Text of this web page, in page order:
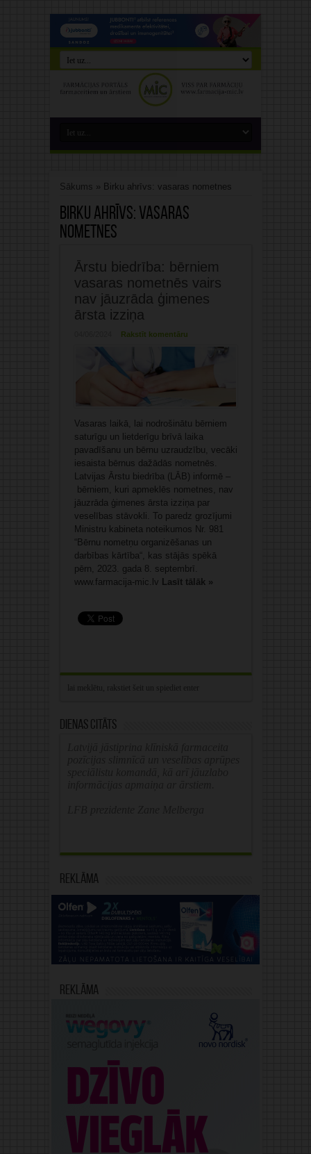
Sākums » Birku ahrīvs: vasaras nometnes
Birku ahrīvs: vasaras
nometnes
Ārstu biedrība: bērniem
vasaras nometnēs vairs
nav jāuzrāda ģimenes
ārsta izziņa
Rakstīt komentāru
Vasaras laikā, lai nodrošinātu bērniem
saturīgu un lietderīgu brīvā laika
pavadīšanu un bērnu uzraudzību, vecāki
iesaista bērnus dažādās nometnēs.
Latvijas Ārstu biedrība (LĀB) informē –
bērniem, kuri apmeklēs nometnes, nav
jāuzrāda ģimenes ārsta izziņa par
veselības stāvokli. To paredz grozījumi
Ministru kabineta noteikumos Nr. 981
“Bērnu nometņu organizēšanas un
darbības kārtība“, kas stājās spēkā
pērn, 2023. gada 8. septembrī.
www.farmacija-mic.lv
Lasīt tālāk »
Dienas citāts
Reklāma
Reklāma